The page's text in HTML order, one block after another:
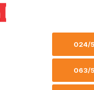
024/
063/